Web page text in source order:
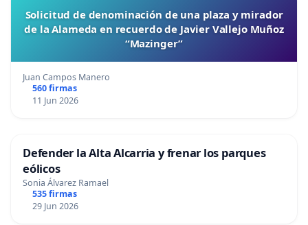
Solicitud de denominación de una plaza y mirador
de la Alameda en recuerdo de Javier Vallejo Muñoz
“Mazinger”
Juan Campos Manero
560 firmas
11 Jun 2026
Defender la Alta Alcarria y frenar los parques
eólicos
Sonia Álvarez Ramael
535 firmas
29 Jun 2026